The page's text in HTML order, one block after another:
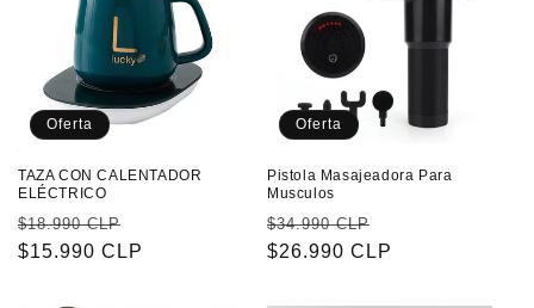
Oferta
TAZA CON CALENTADOR
ELÉCTRICO
Precio
habitual
$18.990 CLP
de
$15.990 CLP
Oferta
Pistola Masajeadora Para
Musculos
Precio
habitual
$34.990 CLP
de
$26.990 CLP